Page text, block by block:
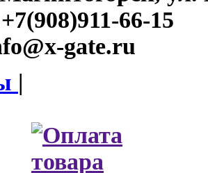
+7(908)911-66-15
gate.ru
|